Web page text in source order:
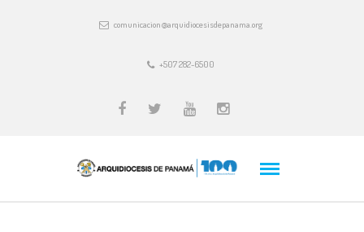
comunicacion@arquidiocesisdepanama.org
+507 282-6500